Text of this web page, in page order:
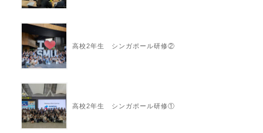
高校2年生 シンガポール研修②
高校2年生 シンガポール研修①